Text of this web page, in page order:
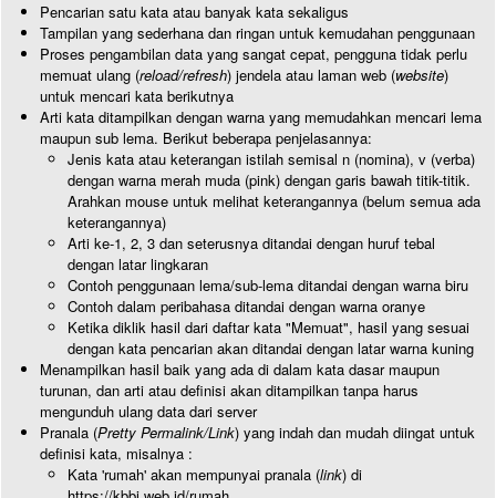
Pencarian satu kata atau banyak kata sekaligus
Tampilan yang sederhana dan ringan untuk kemudahan penggunaan
Proses pengambilan data yang sangat cepat, pengguna tidak perlu
memuat ulang (reload/refresh) jendela atau laman web (website)
untuk mencari kata berikutnya
Arti kata ditampilkan dengan warna yang memudahkan mencari lema
maupun sub lema. Berikut beberapa penjelasannya:
Jenis kata atau keterangan istilah semisal n (nomina), v (verba)
dengan warna merah muda (pink) dengan garis bawah titik-titik.
Arahkan mouse untuk melihat keterangannya (belum semua ada
keterangannya)
Arti ke-1, 2, 3 dan seterusnya ditandai dengan huruf tebal
dengan latar lingkaran
Contoh penggunaan lema/sub-lema ditandai dengan warna biru
Contoh dalam peribahasa ditandai dengan warna oranye
Ketika diklik hasil dari daftar kata "Memuat", hasil yang sesuai
dengan kata pencarian akan ditandai dengan latar warna kuning
Menampilkan hasil baik yang ada di dalam kata dasar maupun
turunan, dan arti atau definisi akan ditampilkan tanpa harus
mengunduh ulang data dari server
Pranala (Pretty Permalink/Link) yang indah dan mudah diingat untuk
definisi kata, misalnya :
Kata 'rumah' akan mempunyai pranala (link) di